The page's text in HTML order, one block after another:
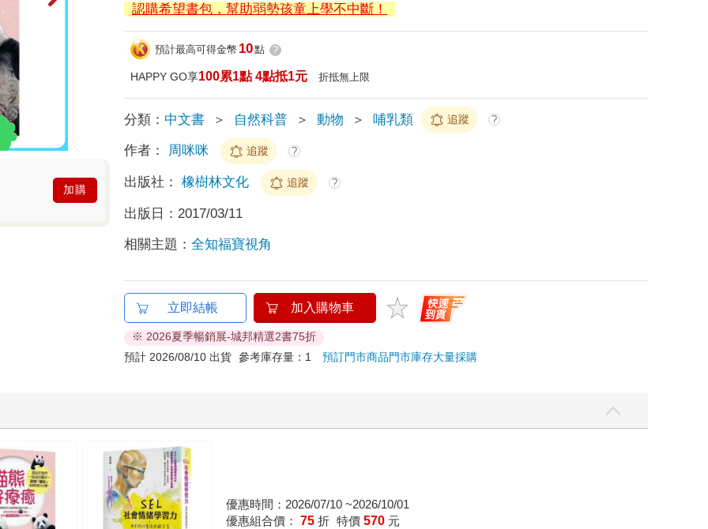
加購
認購希望書包，幫助弱勢孩童上學不中斷！
預計最高可得金幣 10點 ?
HAPPY GO享100累1點 4點抵1元 折抵無上限
分類： 中文書 ＞ 自然科普 ＞ 動物 ＞ 哺乳類 追蹤 ?
作者： 周咪咪 追蹤 ?
出版社： 橡樹林文化 追蹤 ?
出版日： 2017/03/11
相關主題：全知福寶視角
立即結帳 加入購物車
※ 2026夏季暢銷展-城邦精選2書75折
預計 2026/08/10 出貨 參考庫存量：1預訂門市商品門市庫存大量採購
優惠時間：2026/07/10 ~2026/10/01
優惠組合價： 75 折 特價 570 元